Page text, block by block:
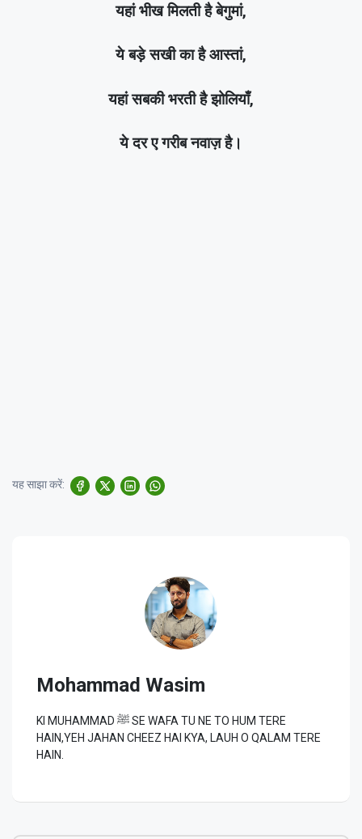
यहां भीख मिलती है बेगुमां,
ये बड़े सखी का है आस्तां,
यहां सबकी भरती है झोलियाँ,
ये दर ए गरीब नवाज़ है।
यह साझा करें:
Mohammad Wasim
KI MUHAMMAD ﷺ SE WAFA TU NE TO HUM TERE
HAIN,YEH JAHAN CHEEZ HAI KYA, LAUH O QALAM TERE
HAIN.